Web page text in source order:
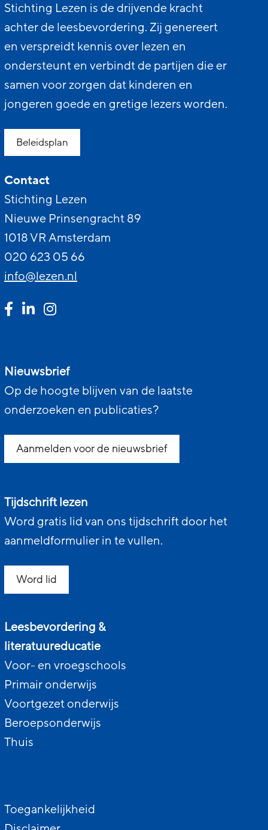
Stichting Lezen is de drijvende kracht
achter de leesbevordering. Zij genereert
en verspreidt kennis over lezen en
ondersteunt en verbindt de partijen die er
samen voor zorgen dat kinderen en
jongeren goede en gretige lezers worden.
Beleidsplan
Contact
Stichting Lezen
Nieuwe Prinsengracht 89
1018 VR Amsterdam
020 623 05 66
info@lezen.nl
Nieuwsbrief
Op de hoogte blijven van de laatste
onderzoeken en publicaties?
Aanmelden voor de nieuwsbrief
Tijdschrift lezen
Word gratis lid van ons tijdschrift door het
aanmeldformulier in te vullen.
Word lid
Leesbevordering &
literatuureducatie
Voor- en vroegschools
Primair onderwijs
Voortgezet onderwijs
Beroepsonderwijs
Thuis
Toegankelijkheid